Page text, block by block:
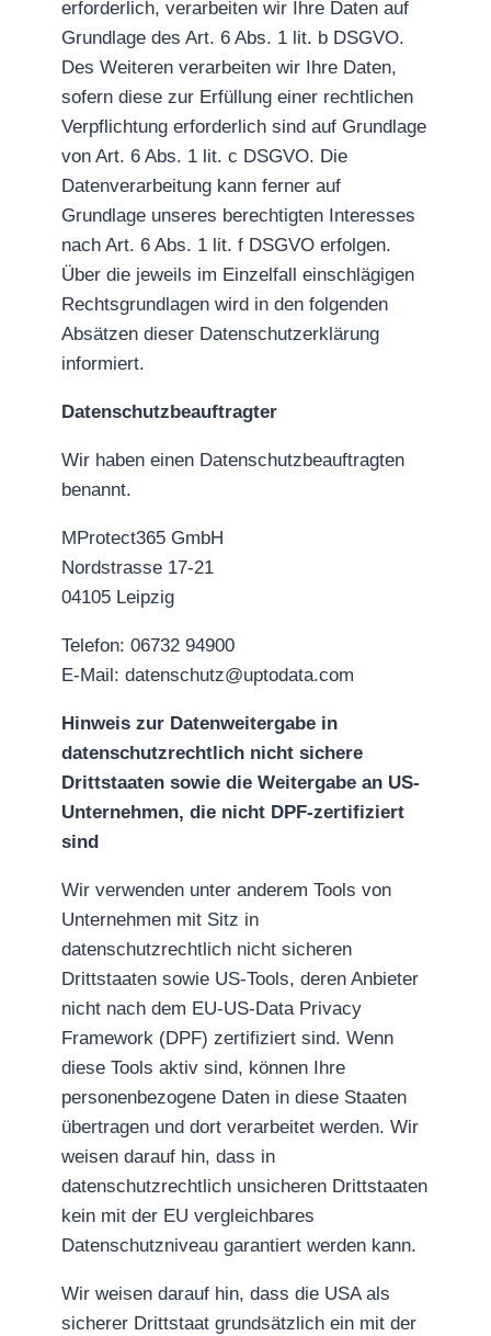
erforderlich, verarbeiten wir Ihre Daten auf
Grundlage des Art. 6 Abs. 1 lit. b DSGVO.
Des Weiteren verarbeiten wir Ihre Daten,
sofern diese zur Erfüllung einer rechtlichen
Verpflichtung erforderlich sind auf Grundlage
von Art. 6 Abs. 1 lit. c DSGVO. Die
Datenverarbeitung kann ferner auf
Grundlage unseres berechtigten Interesses
nach Art. 6 Abs. 1 lit. f DSGVO erfolgen.
Über die jeweils im Einzelfall einschlägigen
Rechtsgrundlagen wird in den folgenden
Absätzen dieser Datenschutzerklärung
informiert.
Datenschutz­beauftragter
Wir haben einen Datenschutzbeauftragten
benannt.
MProtect365 GmbH
Nordstrasse 17-21
04105 Leipzig
Telefon: 06732 94900
E-Mail: datenschutz@uptodata.com
Hinweis zur Datenweitergabe in
datenschutzrechtlich nicht sichere
Drittstaaten sowie die Weitergabe an US-
Unternehmen, die nicht DPF-zertifiziert
sind
Wir verwenden unter anderem Tools von
Unternehmen mit Sitz in
datenschutzrechtlich nicht sicheren
Drittstaaten sowie US-Tools, deren Anbieter
nicht nach dem EU-US-Data Privacy
Framework (DPF) zertifiziert sind. Wenn
diese Tools aktiv sind, können Ihre
personenbezogene Daten in diese Staaten
übertragen und dort verarbeitet werden. Wir
weisen darauf hin, dass in
datenschutzrechtlich unsicheren Drittstaaten
kein mit der EU vergleichbares
Datenschutzniveau garantiert werden kann.
Wir weisen darauf hin, dass die USA als
sicherer Drittstaat grundsätzlich ein mit der